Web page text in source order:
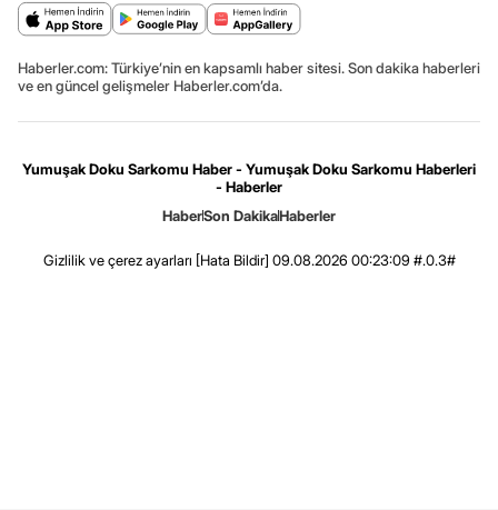
Haberler.com: Türkiye’nin en kapsamlı haber sitesi. Son dakika haberleri
ve en güncel gelişmeler Haberler.com’da.
Yumuşak Doku Sarkomu Haber - Yumuşak Doku Sarkomu Haberleri
- Haberler
HaberSon DakikaHaberler
Gizlilik ve çerez ayarları [Hata Bildir] 09.08.2026 00:23:09 #.0.3#